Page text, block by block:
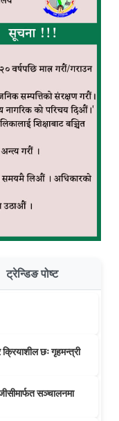
ट्रेन्डिङ पोष्ट
क्रियाशील छः गृहमन्त्री
सञ्चालनमा